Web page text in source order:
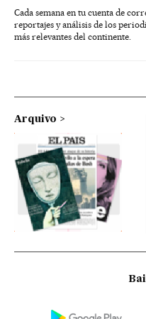
Cada semana en tu cuenta de
reportajes y análisis de los
más relevantes del continente.
Arquivo